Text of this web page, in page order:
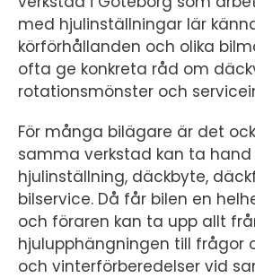
med hjulinställningar lär
körförhållanden och olika
ofta ge konkreta råd om
rotationsmönster och
För många bilägare är det
samma verkstad kan ta
hjulinställning, däckbyte,
bilservice. Då får bilen en
och föraren kan ta upp allt
hjulupphängningen till frågor
och vinterförberedelser vid